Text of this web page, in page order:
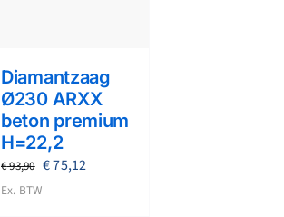
Diamantzaag
Ø230 ARXX
beton premium
H=22,2
€93,90 Oorspronkelijke
prijs
€75,12Huidige
Ex. BTW